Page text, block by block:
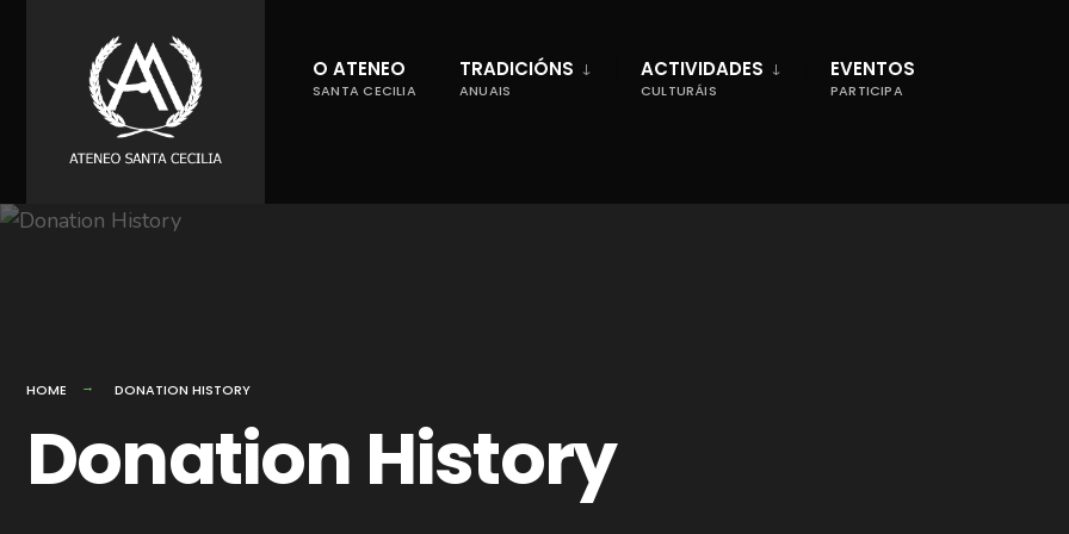
content
O ATENEO
SANTA CECILIA
TRADICIÓNS
ANUAIS
ACTIVIDADES
CULTURÁIS
EVENTOS
PARTICIPA
HOME DONATION HISTORY
Donation History